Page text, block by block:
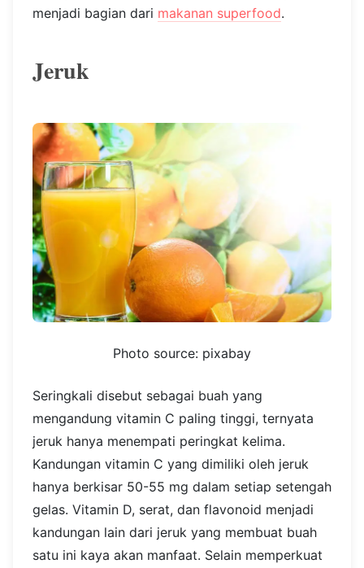
menjadi bagian dari makanan superfood.
Jeruk
Photo source: pixabay
Seringkali disebut sebagai buah yang
mengandung vitamin C paling tinggi, ternyata
jeruk hanya menempati peringkat kelima.
Kandungan vitamin C yang dimiliki oleh jeruk
hanya berkisar 50-55 mg dalam setiap setengah
gelas. Vitamin D, serat, dan flavonoid menjadi
kandungan lain dari jeruk yang membuat buah
satu ini kaya akan manfaat. Selain memperkuat